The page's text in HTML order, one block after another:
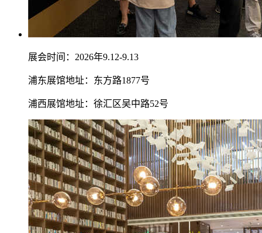
展会时间：2026年9.12-9.13
浦东展馆地址：东方路1877号
浦西展馆地址：徐汇区吴中路52号